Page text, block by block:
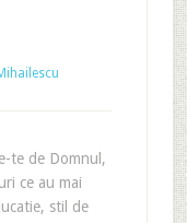
te de Domnul,
ce au mai
stil de